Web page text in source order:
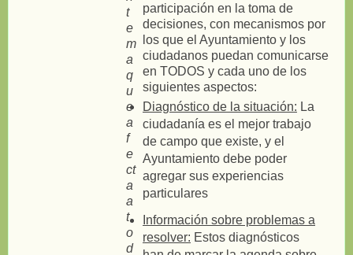
participación en la toma de
decisiones, con mecanismos por
los que el Ayuntamiento y los
ciudadanos puedan comunicarse
en TODOS y cada uno de los
siguientes aspectos:
Diagnóstico de la situación: La
ciudadanía es el mejor trabajo
de campo que existe, y el
Ayuntamiento debe poder
agregar sus experiencias
particulares
Información sobre problemas a
resolver: Estos diagnósticos